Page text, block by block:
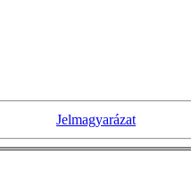
Jelmagyarázat